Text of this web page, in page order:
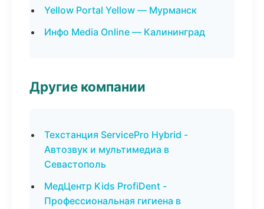
Yellow Portal Yellow — Мурманск
Инфо Media Online — Калининград
Другие компании
Техстанция ServicePro Hybrid -
Автозвук и мультимедиа в
Севастополь
МедЦентр Kids ProfiDent -
Профессиональная гигиена в